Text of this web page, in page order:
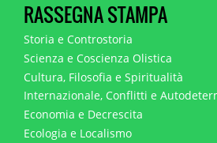
RASSEGNA STAMPA
Storia e Controstoria
Scienza e Coscienza Olistica
Cultura, Filosofia e Spiritualità
Internazionale, Conflitti e
Economia e Decrescita
Ecologia e Localismo